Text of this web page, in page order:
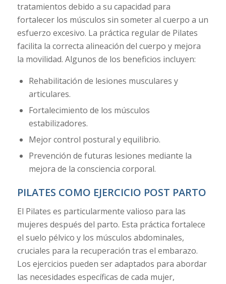
tratamientos debido a su capacidad para
fortalecer los músculos sin someter al cuerpo a un
esfuerzo excesivo. La práctica regular de Pilates
facilita la correcta alineación del cuerpo y mejora
la movilidad. Algunos de los beneficios incluyen:
Rehabilitación de lesiones musculares y
articulares.
Fortalecimiento de los músculos
estabilizadores.
Mejor control postural y equilibrio.
Prevención de futuras lesiones mediante la
mejora de la consciencia corporal.
PILATES COMO EJERCICIO POST PARTO
El Pilates es particularmente valioso para las
mujeres después del parto. Esta práctica fortalece
el suelo pélvico y los músculos abdominales,
cruciales para la recuperación tras el embarazo.
Los ejercicios pueden ser adaptados para abordar
las necesidades específicas de cada mujer,